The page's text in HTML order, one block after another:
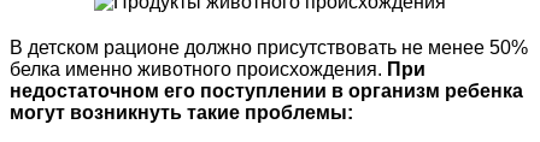
В детском рационе должно присутствовать не менее 50%
белка именно животного происхождения. При
недостаточном его поступлении в организм ребенка
могут возникнуть такие проблемы: